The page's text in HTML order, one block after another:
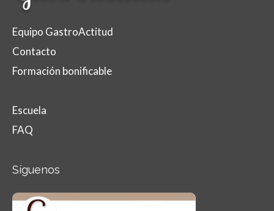
Equipo GastroActitud
Contacto
Formación bonificable
Escuela
FAQ
Síguenos